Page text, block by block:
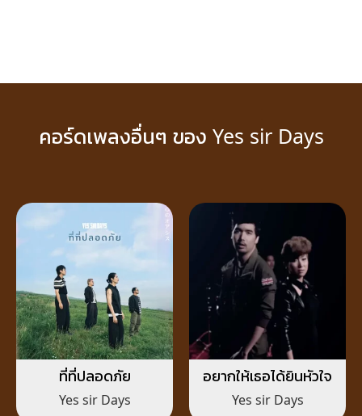
คอร์ดเพลงอื่นๆ ของ Yes sir Days
ที่ที่ปลอดภัย
Yes sir Days
อยากให้เธอได้ยินหัวใจ
Yes sir Days